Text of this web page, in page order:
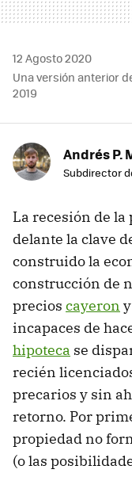
12 Agosto 2020
Una versión anterior
2019
Andrés P.
Subdirector
La recesión de la
delante la clave
construido la
construcción de
precios cayeron
incapaces de
hipoteca se
recién
precarios y sin
retorno. Por
propiedad no
(o las